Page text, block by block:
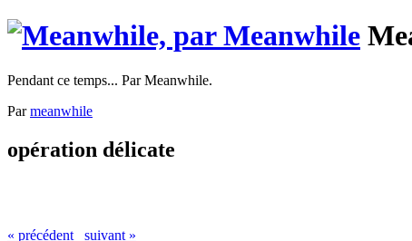
Pendant ce temps... Par Meanwhile.
Parmeanwhile
opération délicate
« précédent suivant »